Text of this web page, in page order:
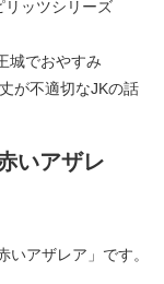
リッツシリーズ
城でおやすみ
が不適切なJKの話
いアザレ
いアザレア」です。